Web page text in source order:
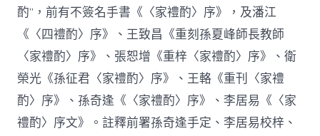
酌”，前有不簽名手書《〈家禮酌〉序》，及潘江
《〈四禮酌〉序》、王致昌《重刻孫夏峰師長教師
〈家禮酌〉序》、張恕增《重梓〈家禮酌〉序》、衛
榮光《孫征君〈家禮酌〉序》、王輅《重刊〈家禮
酌〉序》、孫奇逢《〈家禮酌〉序》、李居易《〈家
禮酌〉序文》。註釋前署孫奇逢手定、李居易校梓、